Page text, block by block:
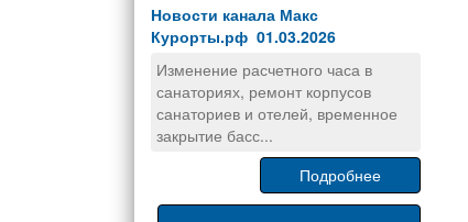
Новости канала Макс
Курорты.рф 01.03.2026
Изменение расчетного часа в
санаториях, ремонт корпусов
санаториев и отелей, временное
закрытие басс...
Подробнее